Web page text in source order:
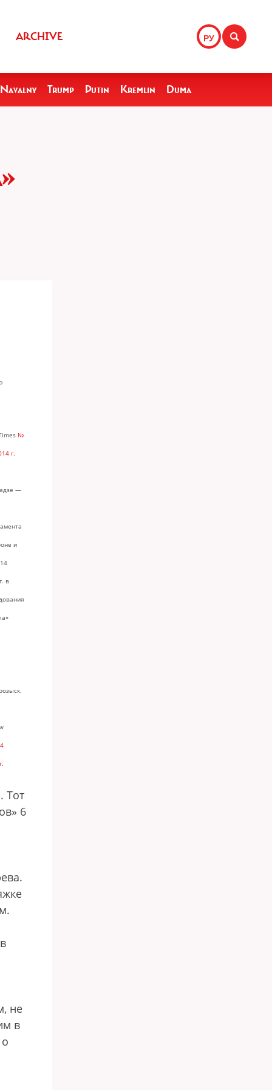
РУ
ARCHIVE
Navalny Trump Putin Kremlin Duma
№
г.
—
и
в
Тот
6
не
в